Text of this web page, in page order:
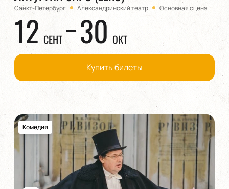
Санкт-Петербург Александринский театр Основная сцена
12 СЕНТ 30 ОКТ
Купить билеты
Комедия